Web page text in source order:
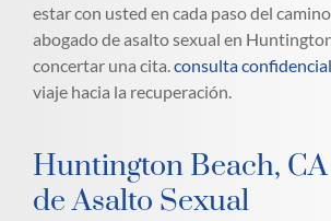
estar con usted en cada paso del
abogado de asalto sexual en
concertar una cita.consulta confidencial
viaje hacia la recuperación.
Huntington Beach,
de Asalto Sexual